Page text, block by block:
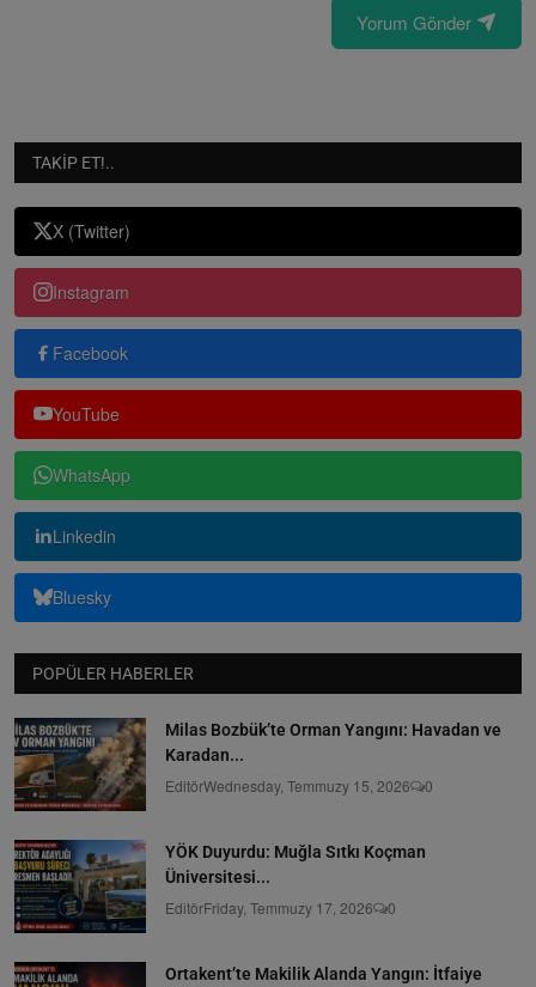
Yorum Gönder
TAKIP ET!..
X (Twitter)
Instagram
Facebook
YouTube
WhatsApp
Linkedin
Bluesky
POPÜLER HABERLER
Milas Bozbük’te Orman Yangını: Havadan ve
Karadan...
EditörWednesday, Temmuzy 15, 2026 0
YÖK Duyurdu: Muğla Sıtkı Koçman
Üniversitesi...
EditörFriday, Temmuzy 17, 2026 0
Ortakent’te Makilik Alanda Yangın: İtfaiye